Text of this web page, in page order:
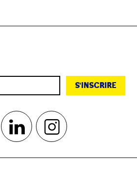
S'INSCRIRE